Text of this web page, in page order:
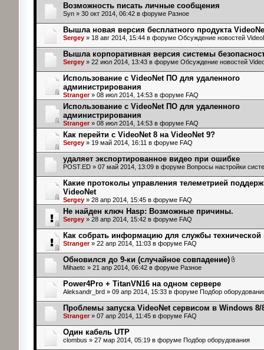
Возможность писать личные сообщения
Syn» 30 окт 2014, 06:42 в форуме Разное
Вышла новая версия бесплатного продукта
Sergey» 18 авг 2014, 15:44 в форуме Обсуждение новостей
Вышла корпоративная версия системы
Sergey» 22 июл 2014, 13:43 в форуме Обсуждение новостей
Использование с VideoNet ПО для удаленного
администрирования
Stranger» 08 июл 2014, 14:53 в форуме FAQ
Использование с VideoNet ПО для удаленного
администрирования
Stranger» 08 июл 2014, 14:53 в форуме FAQ
Как перейти с VideoNet 8 на VideoNet 9?
Sergey» 19 май 2014, 16:11 в форуме FAQ
удаляет экспортированное видео при ошибке
POST.ED» 07 май 2014, 13:09 в форуме Вопросы настройки
Какие протоколы управления телеметрией
VideoNet
Sergey» 28 апр 2014, 15:45 в форуме FAQ
Не найден ключ Hasp: Возможные причины.
Sergey» 28 апр 2014, 15:42 в форуме FAQ
Как собрать информацию для службы технической
Stranger» 22 апр 2014, 11:03 в форуме FAQ
Обновился до 9-ки (случайное совпадение)
Mihaetc » 21 апр 2014, 06:42 в форуме Разное
Power4Pro + TitanVN16 на одном сервере
Aleksandr_brd» 09 апр 2014, 15:33 в форуме Подбор
Проблемы запуска VideoNet сервисом в Windows 8/
Stranger» 07 апр 2014, 11:45 в форуме FAQ
Один кабель UTP
clombus » 27 мар 2014, 05:19 в форуме Подбор оборудования